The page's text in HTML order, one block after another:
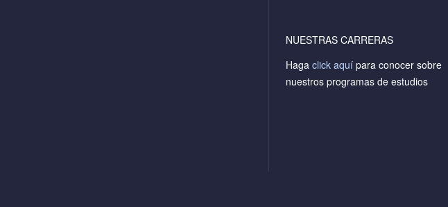
NUESTRAS CARRERAS
Haga click aquí para conocer sobre
nuestros programas de estudios